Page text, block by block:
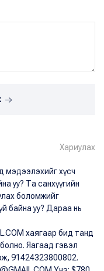
Хариулах
мэдээлэхийг хүсч
уу? Та санхүүгийн
боломжийг
байна уу? Дараа нь
хаягаар бид танд
Яагаад гэвэл
91424323800802.